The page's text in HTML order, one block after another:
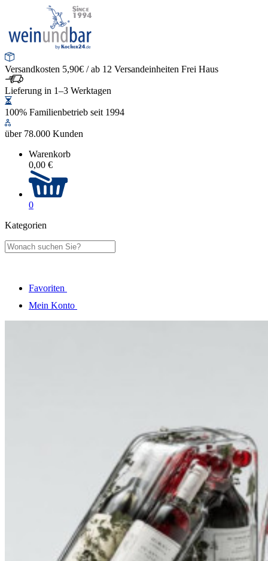
Versandkosten 5,90€ / ab 12 Versandeinheiten Frei Haus
Lieferung in 1–3 Werktagen
100% Familienbetrieb seit 1994
über 78.000 Kunden
Warenkorb
0,00 €
0
Kategorien
Favoriten
Mein Konto